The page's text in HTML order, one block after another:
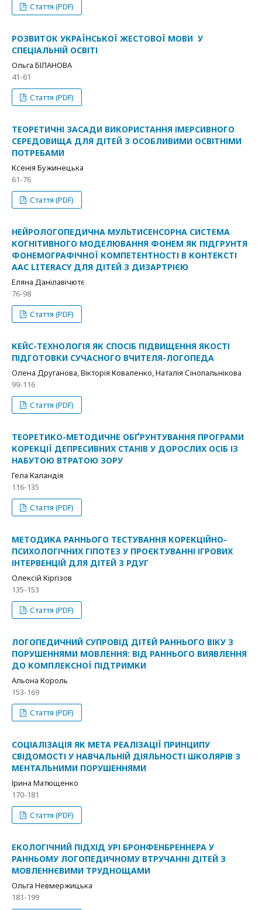
Стаття (PDF)
РОЗВИТОК УКРАЇНСЬКОЇ ЖЕСТОВОЇ МОВИ У
СПЕЦІАЛЬНІЙ ОСВІТІ
Ольга БІЛАНОВА
41-61
Стаття (PDF)
ТЕОРЕТИЧНІ ЗАСАДИ ВИКОРИСТАННЯ ІМЕРСИВНОГО
СЕРЕДОВИЩА ДЛЯ ДІТЕЙ З ОСОБЛИВИМИ ОСВІТНІМИ
ПОТРЕБАМИ
Ксенія Бужинецька
61-76
Стаття (PDF)
НЕЙРОЛОГОПЕДИЧНА МУЛЬТИСЕНСОРНА СИСТЕМА
КОГНІТИВНОГО МОДЕЛЮВАННЯ ФОНЕМ ЯК ПІДГРУНТЯ
ФОНЕМОГРАФІЧНОЇ КОМПЕТЕНТНОСТІ В КОНТЕКСТІ
AAC LITERACY ДЛЯ ДІТЕЙ З ДИЗАРТРІЄЮ
Еляна Данілавічютє
76-98
Стаття (PDF)
КЕЙС-ТЕХНОЛОГІЯ ЯК СПОСІБ ПІДВИЩЕННЯ ЯКОСТІ
ПІДГОТОВКИ СУЧАСНОГО ВЧИТЕЛЯ-ЛОГОПЕДА
Олена Друганова, Вікторія Коваленко, Наталія Сінопальнікова
99-116
Стаття (PDF)
ТЕОРЕТИКО-МЕТОДИЧНЕ ОБҐРУНТУВАННЯ ПРОГРАМИ
КОРЕКЦІЇ ДЕПРЕСИВНИХ СТАНІВ У ДОРОСЛИХ ОСІБ ІЗ
НАБУТОЮ ВТРАТОЮ ЗОРУ
Гела Каландія
116-135
Стаття (PDF)
МЕТОДИКА РАННЬОГО ТЕСТУВАННЯ КОРЕКЦІЙНО-
ПСИХОЛОГІЧНИХ ГІПОТЕЗ У ПРОЄКТУВАННІ ІГРОВИХ
ІНТЕРВЕНЦІЙ ДЛЯ ДІТЕЙ З РДУГ
Олексій Кіргізов
135-153
Стаття (PDF)
ЛОГОПЕДИЧНИЙ СУПРОВІД ДІТЕЙ РАННЬОГО ВІКУ З
ПОРУШЕННЯМИ МОВЛЕННЯ: ВІД РАННЬОГО ВИЯВЛЕННЯ
ДО КОМПЛЕКСНОЇ ПІДТРИМКИ
Альона Король
153-169
Стаття (PDF)
СОЦІАЛІЗАЦІЯ ЯК МЕТА РЕАЛІЗАЦІЇ ПРИНЦИПУ
СВІДОМОСТІ У НАВЧАЛЬНІЙ ДІЯЛЬНОСТІ ШКОЛЯРІВ З
МЕНТАЛЬНИМИ ПОРУШЕННЯМИ
Ірина Матющенко
170-181
Стаття (PDF)
ЕКОЛОГІЧНИЙ ПІДХІД УРІ БРОНФЕНБРЕННЕРА У
РАННЬОМУ ЛОГОПЕДИЧНОМУ ВТРУЧАННІ ДІТЕЙ З
МОВЛЕННЄВИМИ ТРУДНОЩАМИ
Ольга Невмержицька
181-199